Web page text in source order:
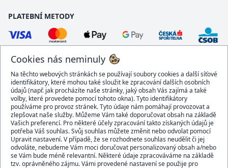
Cookies nás neminuly
Na těchto webových stránkách se používají soubory cookies a další síťové
identifikátory, které mohou také sloužit ke zpracování dalších osobních
údajů (např. jak procházíte naše stránky, jaký obsah Vás zajímá a také
volby, které provedete pomocí tohoto okna). Tyto identifikátory
používáme pro provoz stránek. Tyto údaje nám pomáhají provozovat a
zlepšovat naše služby. Můžeme Vám také doporučovat obsah na základě
Vašich preferencí. Pro některé účely zpracování takto získaných údajů je
potřeba Váš souhlas. Svůj souhlas můžete změnit nebo odvolat pomocí
Upravit nastavení. V případě, že se rozhodnete souhlas neudělit či jej
odvoláte, nebudeme Vám moci doručovat personalizovaný obsah a/nebo
se Vám bude méně relevantní. Některé údaje zpracováváme na základě
tzv. oprávněného zájmu. Vámi provedené nastavení se použije pro
PLATEBNÍ METODY
DOPRAVCI
BEZPEČNÝ OBCHOD